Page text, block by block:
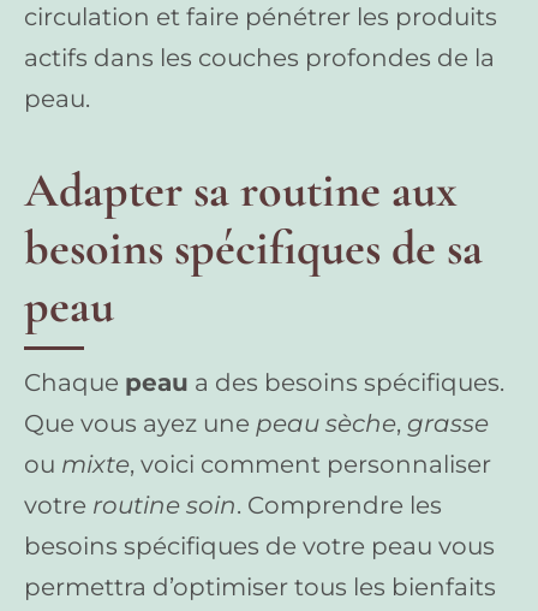
circulation et faire pénétrer les produits
actifs dans les couches profondes de la
peau.
Adapter sa routine aux
besoins spécifiques de sa
peau
Chaque peau a des besoins spécifiques.
Que vous ayez une peau sèche, grasse
ou mixte, voici comment personnaliser
votre routine soin. Comprendre les
besoins spécifiques de votre peau vous
permettra d’optimiser tous les bienfaits